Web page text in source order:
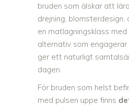
bruden som älskar att
drejning, blomsterdesign,
en matlagningsklass
alternativ som engagerar
ger ett naturligt
dagen.
För bruden som helst
med pulsen uppe finns